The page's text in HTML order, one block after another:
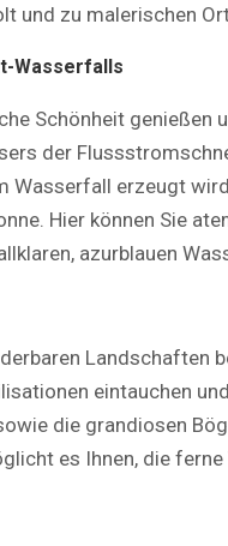
und zu malerischen
Wasserfalls
Schönheit genießen
der
Wasserfall erzeugt
Hier können Sie
azurblauen
Landschaften
eintauchen
die grandiosen
es Ihnen, die ferne